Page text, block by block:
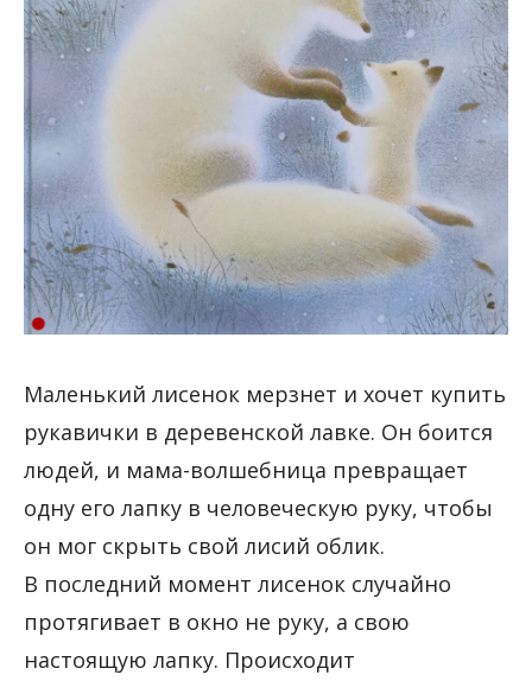
Маленький лисенок мерзнет и хочет купить
рукавички в деревенской лавке. Он боится
людей, и мама-волшебница превращает
одну его лапку в человеческую руку, чтобы
он мог скрыть свой лисий облик.
В последний момент лисенок случайно
протягивает в окно не руку, а свою
настоящую лапку. Происходит